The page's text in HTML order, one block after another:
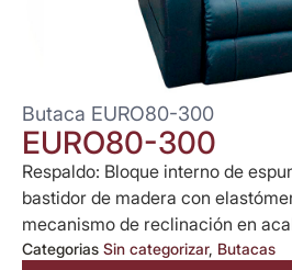
Butaca EURO80-300
EURO80-300
Respaldo: Bloque interno de
bastidor de madera con
mecanismo de reclinación en
Categorias Sin categorizar, Butacas